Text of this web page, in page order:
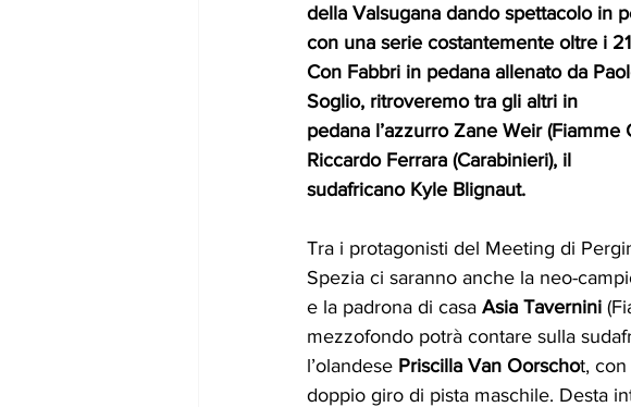
della Valsugana dando spettacolo in
con una serie costantemente oltre i
Con Fabbri in pedana allenato da
Soglio, ritroveremo tra gli altri in
pedana l’azzurro Zane Weir (Fiamme
Riccardo Ferrara (Carabinieri), il
sudafricano Kyle Blignaut.
Tra i protagonisti del Meeting di
Spezia ci saranno anche la neo-
e la padrona di casa Asia Tavernini
mezzofondo potrà contare sulla
l’olandese Priscilla Van Oorschot,
doppio giro di pista maschile. Desta